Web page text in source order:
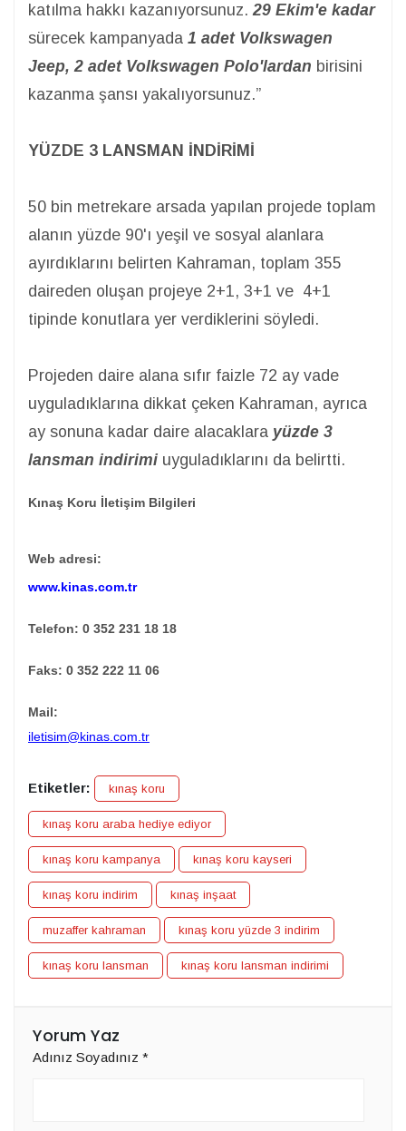
katılma hakkı kazanıyorsunuz.29 Ekim'e kadar
sürecek kampanyada 1 adet Volkswagen
Jeep, 2 adet Volkswagen Polo'lardan birisini
kazanma şansı yakalıyorsunuz.”
YÜZDE 3 LANSMAN İNDİRİMİ
50 bin metrekare arsada yapılan projede toplam
alanın yüzde 90'ı yeşil ve sosyal alanlara
ayırdıklarını belirten Kahraman, toplam 355
daireden oluşan projeye 2+1, 3+1 ve 4+1
tipinde konutlara yer verdiklerini söyledi.
Projeden daire alana sıfır faizle 72 ay vade
uyguladıklarına dikkat çeken Kahraman, ayrıca
ay sonuna kadar daire alacaklara yüzde 3
lansman indirimi uyguladıklarını da belirtti.
Kınaş Koru İletişim Bilgileri
Web adresi:
www.kinas.com.tr
Telefon: 0 352 231 18 18
Faks: 0 352 222 11 06
Mail:
iletisim@kinas.com.tr
Etiketler: kınaş koru
kınaş koru araba hediye ediyor
kınaş koru kampanya kınaş koru kayseri
kınaş koru indirim kınaş inşaat
muzaffer kahraman kınaş koru yüzde 3 indirim
kınaş koru lansman kınaş koru lansman indirimi
Yorum Yaz
Adınız Soyadınız *